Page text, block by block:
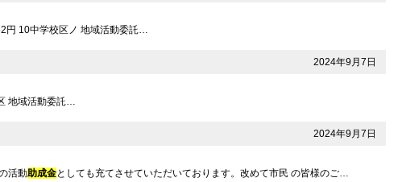
中学校区ノ 地域活動委託…
2024年9月7日
地域活動委託…
2024年9月7日
活動助成金としても充てさせていただいております。改めて市民 の皆様のご…